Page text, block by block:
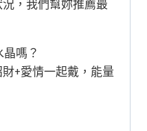
，我們幫妳推薦最
嗎？
+愛情一起戴，能量